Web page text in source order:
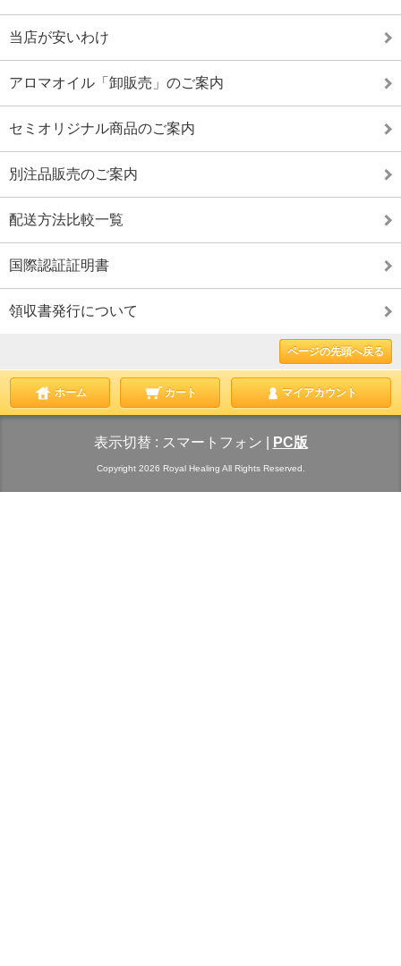
当店が安いわけ
アロマオイル「卸販売」のご案内
セミオリジナル商品のご案内
別注品販売のご案内
配送方法比較一覧
国際認証証明書
領収書発行について
ページの先頭へ戻る
ホーム カート マイアカウント
表示切替 : スマートフォン PC版
Copyright 2026 Royal Healing All Rights Reserved.